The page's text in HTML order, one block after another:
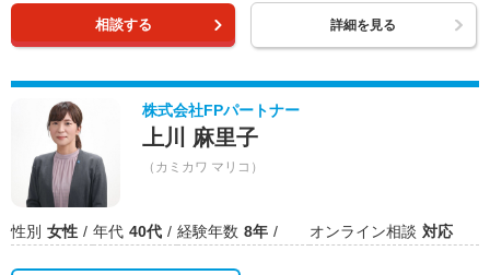
相談する 詳細を見る
株式会社FPパートナー
上川 麻里子
（カミカワ マリコ）
性別 女性 年代 40代 経験年数 8年 オンライン相談 対応